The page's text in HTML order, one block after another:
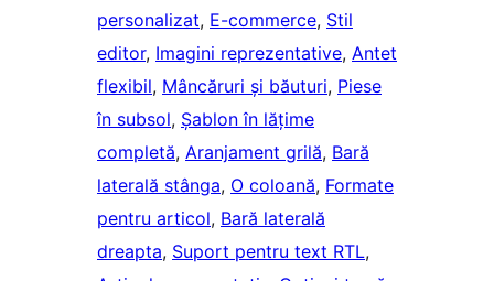
personalizat, E-commerce, Stil
editor, Imagini reprezentative, Antet
flexibil, Mâncăruri și băuturi, Piese
în subsol, Șablon în lățime
completă, Aranjament grilă, Bară
laterală stânga, O coloană, Formate
pentru articol, Bară laterală
dreapta, Suport pentru text RTL